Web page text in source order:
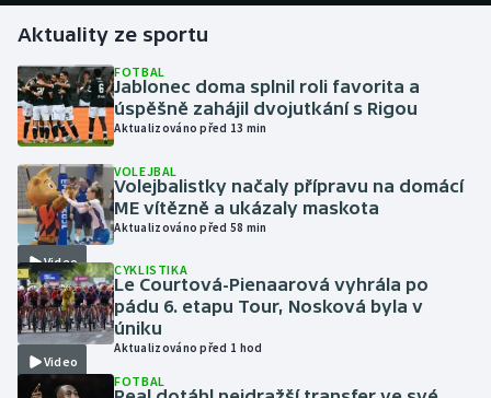
Dostihy
Florbal
Futsal
Golf
Gymnastika
Házená
Jezdectví
Judo
Aktuality ze sportu
FOTBAL
Jablonec doma splnil roli favorita a
úspěšně zahájil dvojutkání s Rigou
Aktualizováno před 13 min
Video
VOLEJBAL
Volejbalistky načaly přípravu na domácí
ME vítězně a ukázaly maskota
Aktualizováno před 58 min
Video
CYKLISTIKA
Le Courtová-Pienaarová vyhrála po
pádu 6. etapu Tour, Nosková byla v
úniku
Aktualizováno před 1 hod
FOTBAL